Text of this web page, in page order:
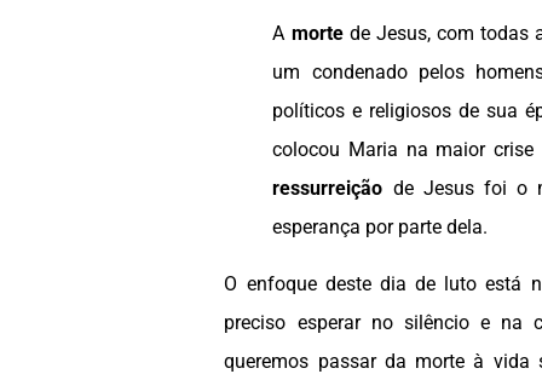
A mortede Jesus, com todas
um condenado pelos
políticos e religiosos de sua
colocou Maria na maior crise
ressurreição de Jesus foi o
esperança por parte dela.
O enfoque deste dia de luto está
preciso esperar no silêncio e na
queremos passar da morte à vida